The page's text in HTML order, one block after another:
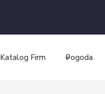
Katalog Firm Pogoda